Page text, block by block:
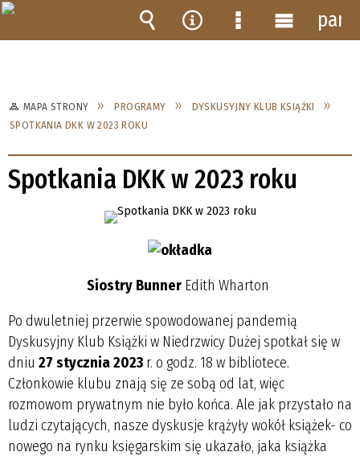
MAPA STRONY PROGRAMY
DYSKUSYJNY KLUB KSIĄŻKI
SPOTKANIA DKK W 2023 ROKU
Spotkania DKK w 2023 roku
Siostry Bunner Edith Wharton
Po dwuletniej przerwie spowodowanej pandemią
Dyskusyjny Klub Książki w Niedrzwicy Dużej spotkał się w
dniu 27 stycznia 2023 r. o godz. 18 w bibliotece.
Członkowie klubu znają się ze sobą od lat, więc
rozmowom prywatnym nie było końca. Ale jak przystało na
ludzi czytających, nasze dyskusje krążyły wokół książek- co
nowego na rynku księgarskim się ukazało, jaka książka
Wyszukiwarka
Narzędzia
MenuMenu